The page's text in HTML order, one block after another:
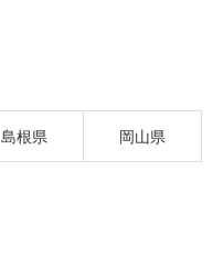
島根県 岡山県